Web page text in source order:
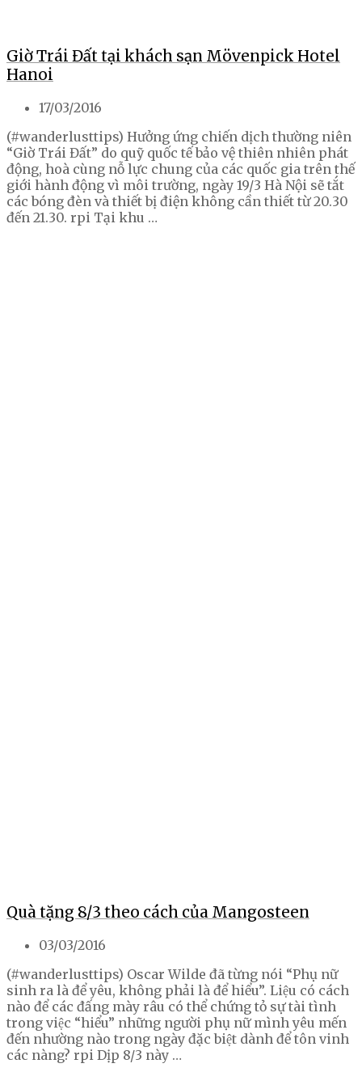
Giờ Trái Đất tại khách sạn Mövenpick Hotel
Hanoi
17/03/2016
(#wanderlusttips) Hưởng ứng chiến dịch thường niên
“Giờ Trái Đất” do quỹ quốc tế bảo vệ thiên nhiên phát
động, hoà cùng nỗ lực chung của các quốc gia trên thế
giới hành động vì môi trường, ngày 19/3 Hà Nội sẽ tắt
các bóng đèn và thiết bị điện không cần thiết từ 20.30
đến 21.30. rpi Tại khu …
Quà tặng 8/3 theo cách của Mangosteen
03/03/2016
(#wanderlusttips) Oscar Wilde đã từng nói “Phụ nữ
sinh ra là để yêu, không phải là để hiểu”. Liệu có cách
nào để các đấng mày râu có thể chứng tỏ sự tài tình
trong việc “hiểu” những người phụ nữ mình yêu mến
đến nhường nào trong ngày đặc biệt dành để tôn vinh
các nàng? rpi Dịp 8/3 này …